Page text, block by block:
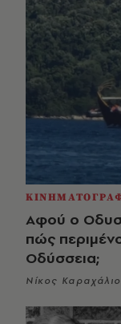
Αφού ο
πώς
Οδύσσεια;
Νίκος